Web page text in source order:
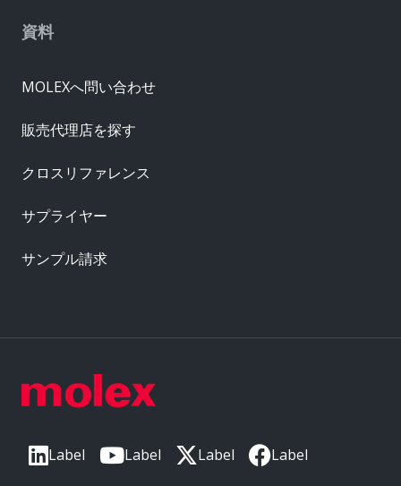
Label Label Label Label
資料
MOLEXへ問い合わせ
販売代理店を探す
クロスリファレンス
サプライヤー
サンプル請求